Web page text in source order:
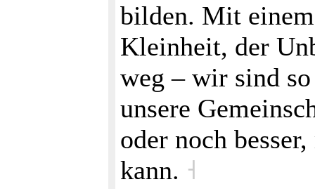
bilden. Mit
Kleinheit, der
weg – wir sind
unsere
oder noch
kann. ˧